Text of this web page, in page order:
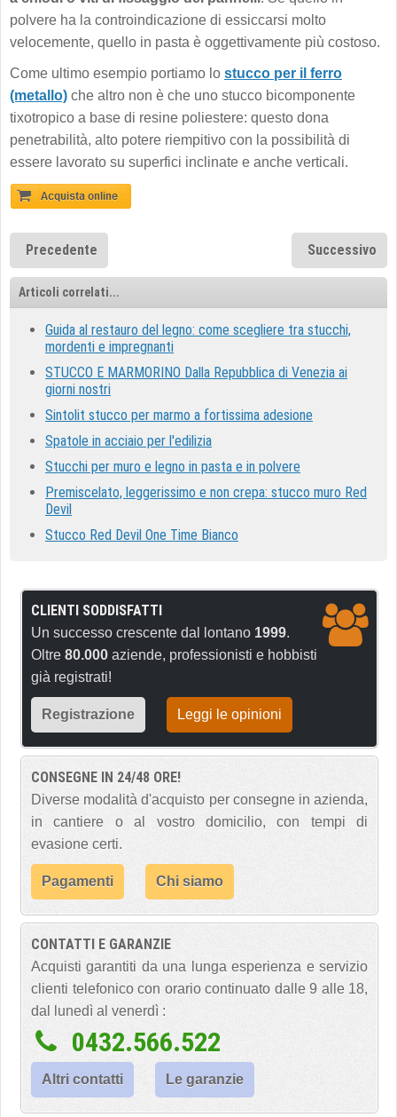
polvere ha la controindicazione di essiccarsi molto
velocemente, quello in pasta è oggettivamente più costoso.
Come ultimo esempio portiamo lo stucco per il ferro
(metallo) che altro non è che uno stucco bicomponente
tixotropico a base di resine poliestere: questo dona
penetrabilità, alto potere riempitivo con la possibilità di
essere lavorato su superfici inclinate e anche verticali.
Precedente Successivo
Articoli correlati...
Guida al restauro del legno: come scegliere tra stucchi,
mordenti e impregnanti
STUCCO E MARMORINO Dalla Repubblica di Venezia ai
giorni nostri
Sintolit stucco per marmo a fortissima adesione
Spatole in acciaio per l'edilizia
Stucchi per muro e legno in pasta e in polvere
Premiscelato, leggerissimo e non crepa: stucco muro Red
Devil
Stucco Red Devil One Time Bianco
CLIENTI SODDISFATTI
Un successo crescente dal lontano 1999.
Oltre 80.000 aziende, professionisti e hobbisti
già registrati!
Registrazione Leggi le opinioni
CONSEGNE IN 24/48 ORE!
Diverse modalità d'acquisto per consegne in azienda,
in cantiere o al vostro domicilio, con tempi di
evasione certi.
Pagamenti Chi siamo
CONTATTI E GARANZIE
Acquisti garantiti da una lunga esperienza e servizio
clienti telefonico con orario continuato dalle 9 alle 18,
dal lunedì al venerdì :
0432.566.522
Altri contatti Le garanzie